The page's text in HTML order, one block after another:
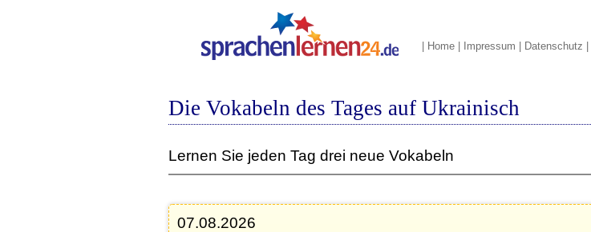
Home Impressum Datenschutz
Die Vokabeln des Tages auf Ukrainisch
Lernen Sie jeden Tag drei neue Vokabeln
07.08.2026